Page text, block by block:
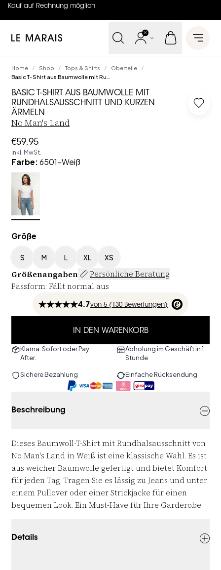
Kauf auf Rechnung möglich
4.7 von 5 (130 Bewertungen
Le Marais Open
Home / Shop / Tops & Shirts / Oberteile /
BASIC T-SHIRT AUS BAUMWOLLE MIT
RUNDHALSAUSSCHNITT UND KURZEN
ÄRMELN
Log
No Man's Land
€59,95
inkl. MwSt.
Farbe:6501-Weiß
Größe
S M L XL XS
Größenangaben
Persönliche Beratung
Passform: Fällt normal aus
4.7von 5 ( 130 Bewertungen)
IN DEN WARENKORB
Klarna: Sofort oder Pay
After.
Abholung im Geschäft in 1
Stunde
Sichere Bezahlung Einfache Rücksendung
Beschreibung
Dieses Baumwoll-T-Shirt mit Rundhalsausschnitt von
No Man's Land in Weiß ist eine klassische Wahl. Es ist
aus weicher Baumwolle gefertigt und bietet Komfort
für jeden Tag. Tragen Sie es lässig zu Jeans und unter
einem Pullover oder einer Strickjacke für einen
bequemen Look. Ein Must-Have für Ihre Garderobe.
Details